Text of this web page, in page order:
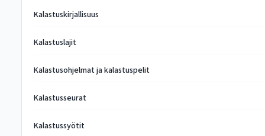
Kalastuskirjallisuus
Kalastuslajit
Kalastusohjelmat ja kalastuspelit
Kalastusseurat
Kalastussyötit